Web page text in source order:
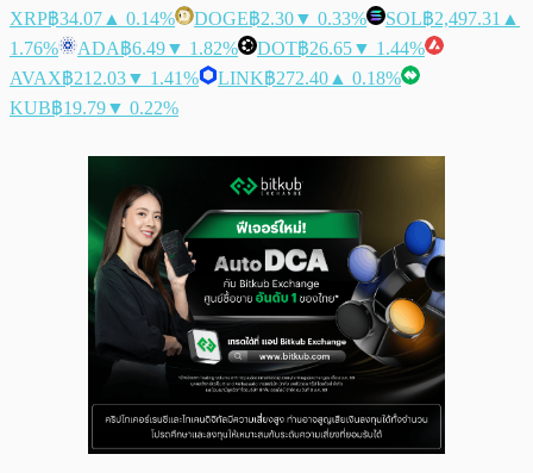
XRP฿34.07 ▲ 0.14% DOGE฿2.30▼ 0.33% SOL฿2,497.31 ▲
1.76%
ADA฿6.49▼ 1.82% DOT฿26.65▼ 1.44%
AVAX฿212.03▼ 1.41% LINK฿272.40 ▲ 0.18%
KUB฿19.79▼ 0.22%